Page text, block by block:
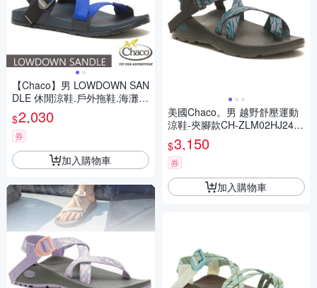
【Chaco】男 LOWDOWN SAN
DLE 休閒涼鞋.戶外拖鞋.海灘鞋
_CH-LAM01-HJ35 錠藍海軍
$2,030
券
加入購物車
美國Chaco。男 越野舒壓運動
涼鞋-夾腳款CH-ZLM02HJ24
(潮流青綠)
$3,150
券
加入購物車